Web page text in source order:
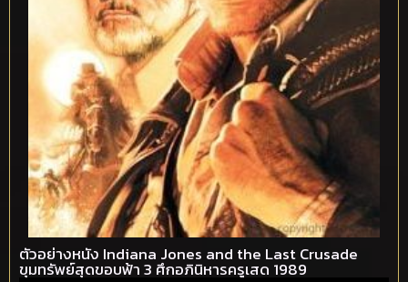
ตัวอย่างหนัง Indiana Jones and the Last Crusade
ขุมทรัพย์สุดขอบฟ้า 3 ศึกอภินิหารครูเสด 1989